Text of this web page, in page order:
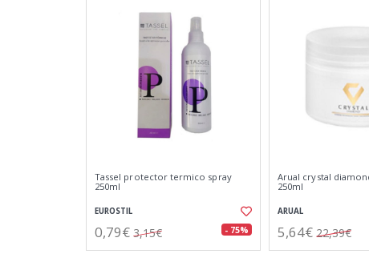
Tassel protector termico spray
250ml
EUROSTIL
0,79€ 3,15€ - 75%
Arual crystal
250ml
ARUAL
5,64€ 22,39€